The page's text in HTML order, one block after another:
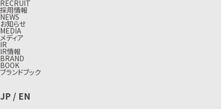
RECRUIT
採用情報
NEWS
お知らせ
MEDIA
メディア
IR
IR情報
BRAND
BOOK
ブランドブック
JP / EN